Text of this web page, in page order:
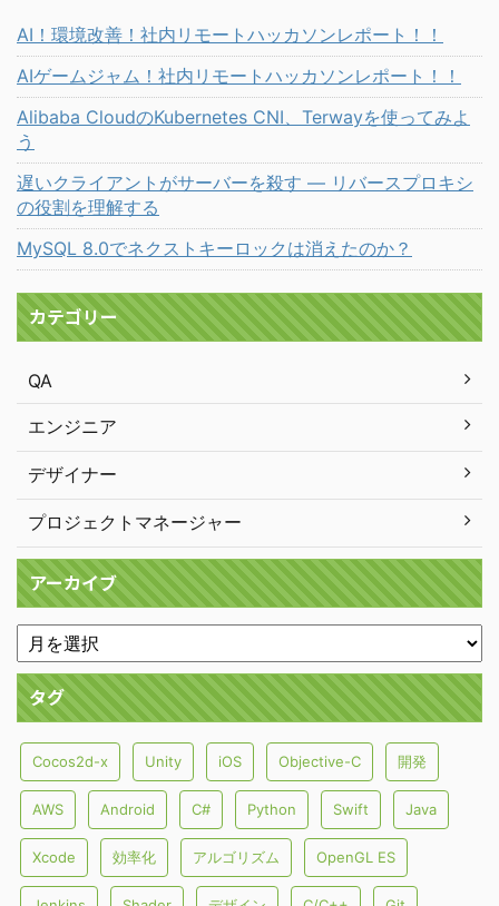
AI！環境改善！社内リモートハッカソンレポート！！
AIゲームジャム！社内リモートハッカソンレポート！！
Alibaba CloudのKubernetes CNI、Terwayを使ってみよ
う
遅いクライアントがサーバーを殺す ― リバースプロキシ
の役割を理解する
MySQL 8.0でネクストキーロックは消えたのか？
カテゴリー
QA
エンジニア
デザイナー
プロジェクトマネージャー
アーカイブ
タグ
Cocos2d-x Unity iOS Objective-C 開発
AWS Android C# Python Swift Java
Xcode 効率化 アルゴリズム OpenGL ES